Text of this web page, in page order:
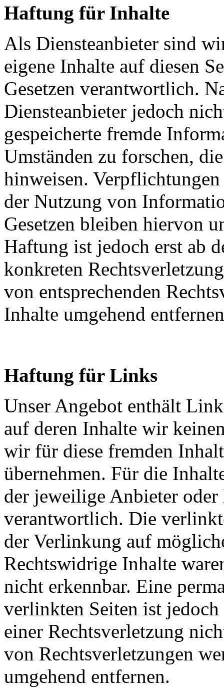
Haftung für Inhalte
Als Diensteanbieter sind
eigene Inhalte auf diesen
Gesetzen verantwortlich.
Diensteanbieter jedoch
gespeicherte fremde
Umständen zu forschen,
hinweisen.
der Nutzung von
Gesetzen bleiben hiervon
Haftung ist jedoch erst ab
konkreten
von entsprechenden
Inhalte umgehend
Haftung für Links
Unser Angebot enthält
auf deren Inhalte wir
wir für diese fremden
übernehmen. Für die
der jeweilige Anbieter oder
verantwortlich. Die
der Verlinkung auf
Rechtswidrige Inhalte
nicht erkennbar. Eine
verlinkten Seiten ist
einer Rechtsverletzung
von Rechtsverletzungen
umgehend entfernen.